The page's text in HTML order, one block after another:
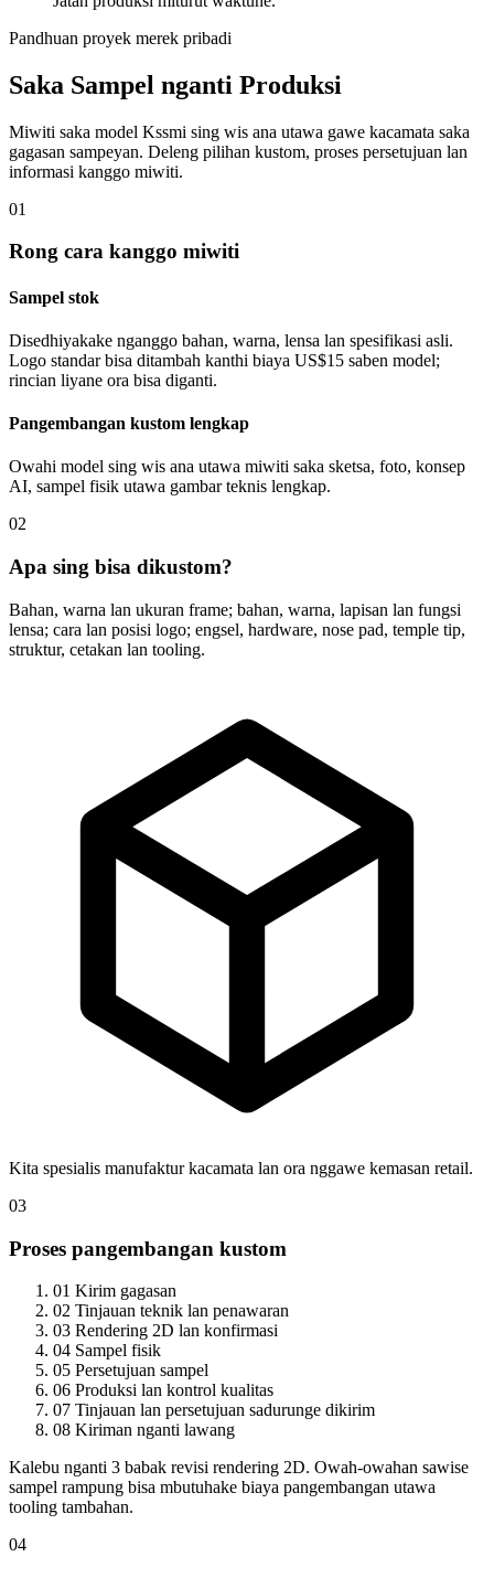
Pandhuan proyek merek pribadi
Saka Sampel nganti Produksi
Miwiti saka model Kssmi sing wis ana utawa gawe kacamata saka
gagasan sampeyan. Deleng pilihan kustom, proses persetujuan lan
informasi kanggo miwiti.
01
Rong cara kanggo miwiti
Sampel stok
Disedhiyakake nganggo bahan, warna, lensa lan spesifikasi asli.
Logo standar bisa ditambah kanthi biaya US$15 saben model;
rincian liyane ora bisa diganti.
Pangembangan kustom lengkap
Owahi model sing wis ana utawa miwiti saka sketsa, foto, konsep
AI, sampel fisik utawa gambar teknis lengkap.
02
Apa sing bisa dikustom?
Bahan, warna lan ukuran frame; bahan, warna, lapisan lan fungsi
lensa; cara lan posisi logo; engsel, hardware, nose pad, temple tip,
struktur, cetakan lan tooling.
Kita spesialis manufaktur kacamata lan ora nggawe kemasan retail.
03
Proses pangembangan kustom
01 Kirim gagasan
02 Tinjauan teknik lan penawaran
03 Rendering 2D lan konfirmasi
04 Sampel fisik
05 Persetujuan sampel
06 Produksi lan kontrol kualitas
07 Tinjauan lan persetujuan sadurunge dikirim
08 Kiriman nganti lawang
Kalebu nganti 3 babak revisi rendering 2D. Owah-owahan sawise
sampel rampung bisa mbutuhake biaya pangembangan utawa
tooling tambahan.
04